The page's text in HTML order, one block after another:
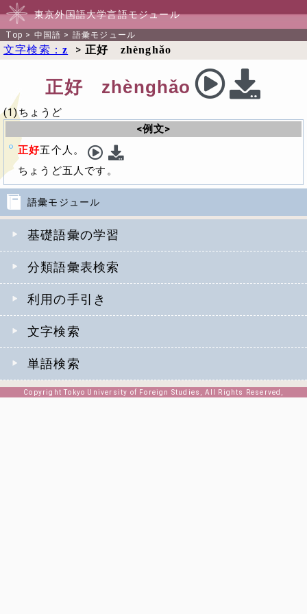
東京外国語大学言語モジュール
Top > 中国語 > 語彙モジュール
語彙モジュール
基礎語彙の学習
分類語彙表検索
利用の手引き
文字検索
単語検索
文字検索： z >正好 zhènghǎo
正好 zhènghǎo
(1)ちょうど
<例文>
正好五个人。
ちょうど五人です。
Copyright Tokyo University of Foreign Studies, All Rights Reserved,